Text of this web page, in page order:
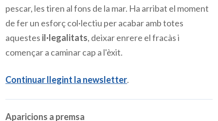
pescar, les tiren al fons de la mar. Ha arribat el moment
de fer un esforç col·lectiu per acabar amb totes
aquestes il·legalitats, deixar enrere el fracàs i
començar a caminar cap a l'èxit.
Continuar llegint la newsletter.
Aparicions a premsa